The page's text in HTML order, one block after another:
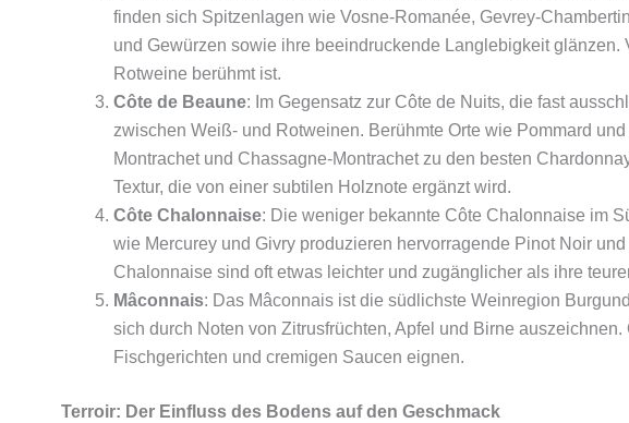
finden sich Spitzenlagen wie Vosne-Romanée, Gevrey-
und Gewürzen sowie ihre beeindruckende Langlebigkeit
Rotweine berühmt ist.
Côte de Beaune: Im Gegensatz zur Côte de Nuits, die fast
zwischen Weiß- und Rotweinen. Berühmte Orte wie Pommard
Montrachet und Chassagne-Montrachet zu den besten
Textur, die von einer subtilen Holznote ergänzt wird.
Côte Chalonnaise: Die weniger bekannte Côte Chalonnaise im
wie Mercurey und Givry produzieren hervorragende Pinot Noir
Chalonnaise sind oft etwas leichter und zugänglicher als ihre
Mâconnais: Das Mâconnais ist die südlichste Weinregion
sich durch Noten von Zitrusfrüchten, Apfel und Birne
Fischgerichten und cremigen Saucen eignen.
Terroir: Der Einfluss des Bodens auf den Geschmack